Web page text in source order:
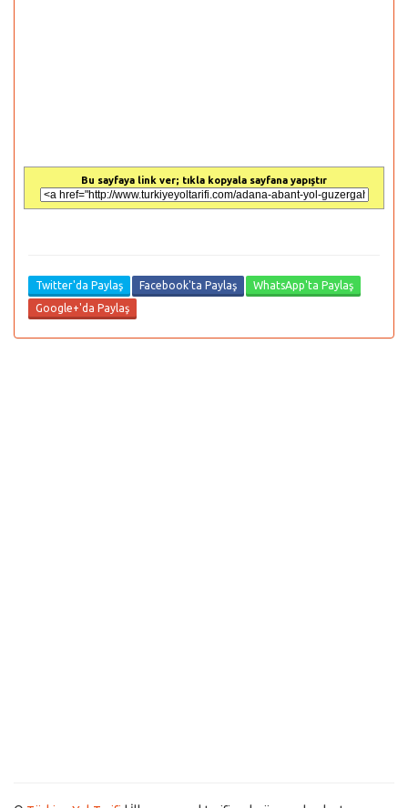
Bu sayfaya link ver; tıkla kopyala sayfana yapıştır
Twitter'da Paylaş Facebook'ta Paylaş
WhatsApp'ta Paylaş
Google+'da Paylaş